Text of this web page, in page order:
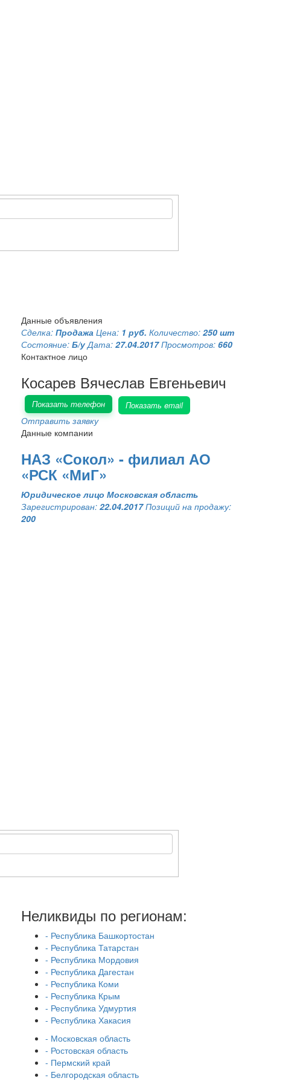
Данные объявления
Сделка: Продажа Цена: 1 руб. Количество: 250 шт
Состояние: Б/у Дата: 27.04.2017 Просмотров: 660
Контактное лицо
Косарев Вячеслав Евгеньевич
Показать телефон Показать email
Отправить заявку
Данные компании
НАЗ «Сокол» - филиал АО
«РСК «МиГ»
Юридическое лицо Московская область
Зарегистрирован: 22.04.2017 Позиций на продажу:
200
Неликвиды по регионам:
- Республика Башкортостан
- Республика Татарстан
- Республика Мордовия
- Республика Дагестан
- Республика Коми
- Республика Крым
- Республика Удмуртия
- Республика Хакасия
- Московская область
- Ростовская область
- Пермский край
- Белгородская область